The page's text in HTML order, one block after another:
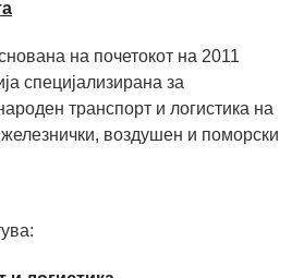
на почетокот на 2011
специјализирана за
транспорт и логистика на
воздушен и поморски